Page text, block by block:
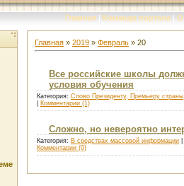
Главная | Команда портала | О
Главная » 2019 » Февраль » 20
Все российские школы
условия обучения
Категория: Слово Президенту, Премьеру страны
Комментарии (1)
Сложно, но невероятно
Категория: В средствах массовой информации
Комментарии (0)